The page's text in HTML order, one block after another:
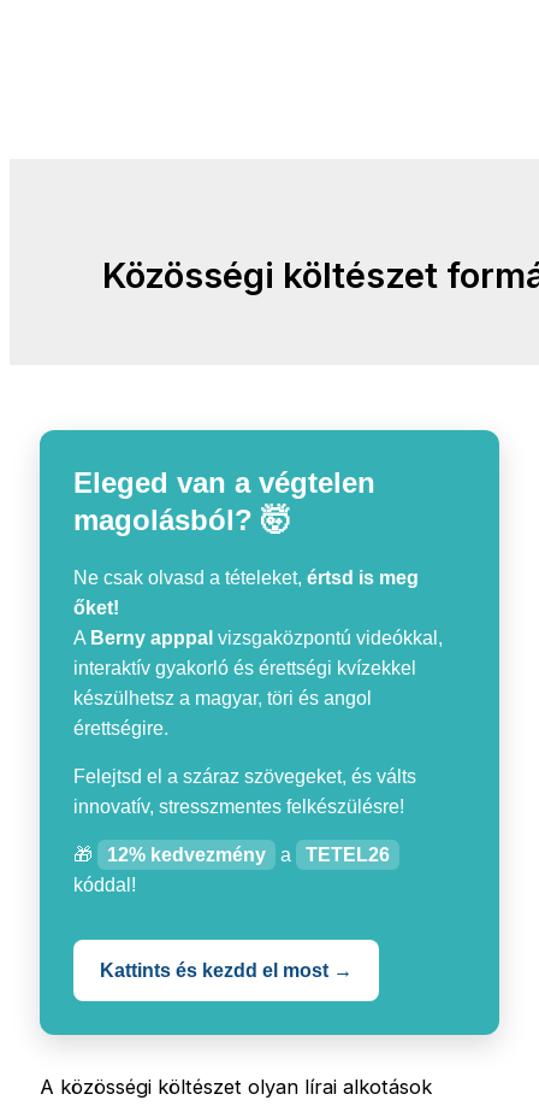
Közösségi költészet
Eleged van a végtelen
magolásból? 🤯
Ne csak olvasd a tételeket,értsd is meg
őket!
A Berny apppal vizsgaközpontú videókkal,
interaktív gyakorló és érettségi kvízekkel
készülhetsz a magyar, töri és angol
érettségire.
Felejtsd el a száraz szövegeket, és válts
innovatív, stresszmentes felkészülésre!
🎁 12% kedvezmény a
TETEL26
kóddal!
Kattints és kezdd el most →
A közösségi költészet olyan lírai alkotások